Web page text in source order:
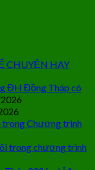
CHUYỆN HAY
ĐH Đồng Tháp có
trong Chương trình
trong chương trình